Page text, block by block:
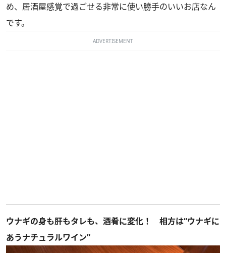
め、居酒屋感覚で過ごせる非常に使い勝手のいいお店なん
です。
ADVERTISEMENT
ウナギの身も肝もタレも、酒肴に変化！ 相方は“ウナギに
あうナチュラルワイン”